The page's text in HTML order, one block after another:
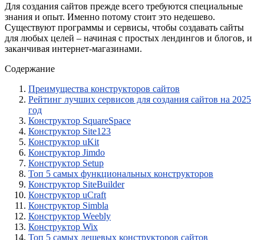
Для создания сайтов прежде всего требуются специальные
знания и опыт. Именно потому стоит это недешево.
Существуют программы и сервисы, чтобы создавать сайты
для любых целей – начиная с простых лендингов и блогов, и
заканчивая интернет-магазинами.
Содержание
Преимущества конструкторов сайтов
Рейтинг лучших сервисов для создания сайтов на 2025
год
Конструктор SquareSpace
Конструктор Site123
Конструктор uKit
Конструктор Jimdo
Конструктор Setup
Топ 5 самых функциональных конструкторов
Конструктор SiteBuilder
Конструктор uCraft
Конструктор Simbla
Конструктор Weebly
Конструктор Wix
Топ 5 самых дешевых конструкторов сайтов